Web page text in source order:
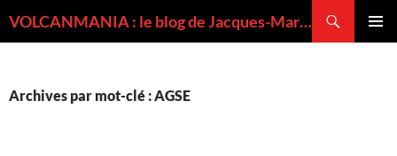
VOLCANMANIA : le blog de Jacques-Marie BARDINTZEFF, volcanologue
Archives par mot-clé : AGSE